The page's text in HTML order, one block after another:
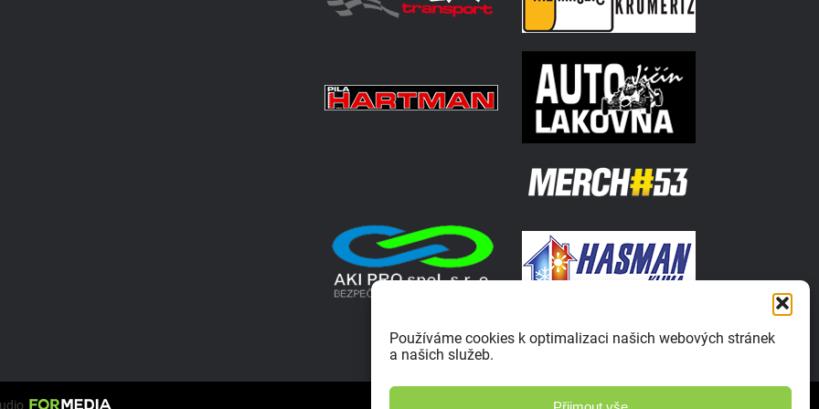
Používáme cookies k optimalizaci našich webových stránek
a našich služeb.
Zásady ochrany osobních údajů